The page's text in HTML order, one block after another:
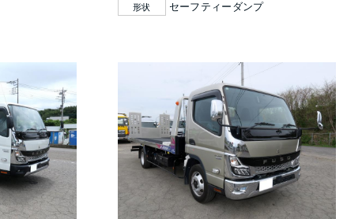
形状 セーフティーダンプ